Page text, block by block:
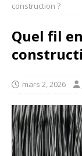
construction ?
Quel fil
mars 2, 2026